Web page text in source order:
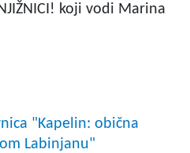
koji vodi Marina
"Kapelin: obična
Labinjanu"